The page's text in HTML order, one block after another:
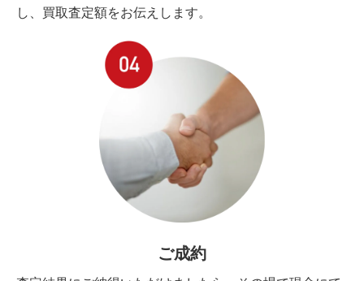
し、買取査定額をお伝えします。
ご成約